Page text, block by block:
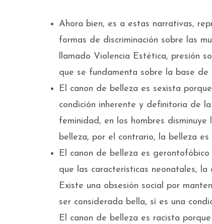
Ahora bien, es a estas narrativas,
formas de discriminación sobre las
llamado Violencia Estética, presión
que se fundamenta sobre la base
El canon de belleza es sexista
condición inherente y definitoria de
feminidad, en los hombres
belleza, por el contrario, la belleza
El canon de belleza es
que las características neonatales,
Existe una obsesión social por
ser considerada bella, sí es una
El canon de belleza es racista